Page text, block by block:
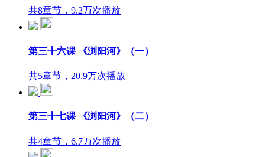
共8章节，9.2万次播放
第三十六课 《浏阳河》（一）
共5章节，20.9万次播放
第三十七课 《浏阳河》（二）
共4章节，6.7万次播放